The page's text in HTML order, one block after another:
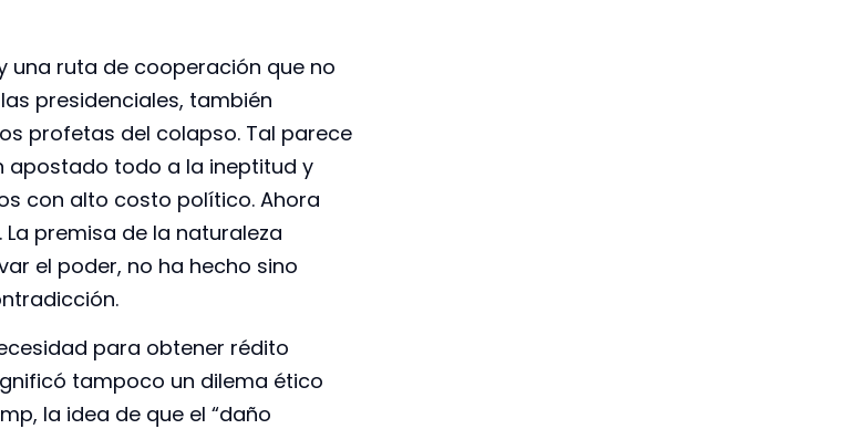
una ruta de cooperación que no
presidenciales, también
profetas del colapso. Tal parece
apostado todo a la ineptitud y
con alto costo político. Ahora
premisa de la naturaleza
el poder, no ha hecho sino
para obtener rédito
tampoco un dilema ético
la idea de que el “daño